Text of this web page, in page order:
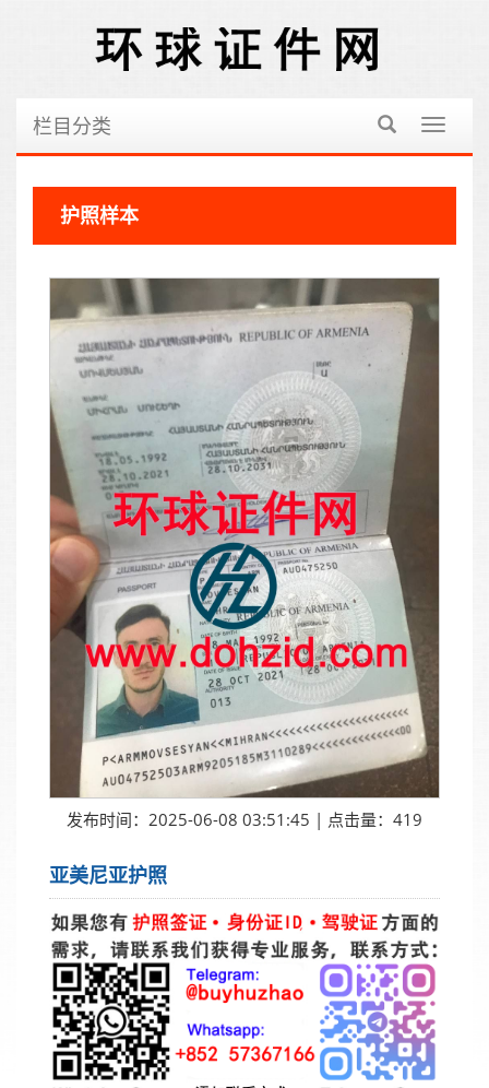
切
航
栏目分类
护照样本
发布时间：2025-06-08 03:51:45 | 点击量：419
亚美尼亚护照